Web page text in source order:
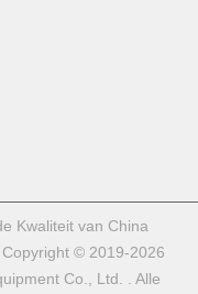
Kwaliteit van China
© 2019-2026
Co., Ltd. . Alle